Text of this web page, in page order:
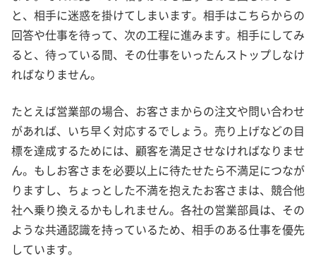
と、相手に迷惑を掛けてしまいます。相手はこちらからの
回答や仕事を待って、次の工程に進みます。相手にしてみ
ると、待っている間、その仕事をいったんストップしなけ
ればなりません。
たとえば営業部の場合、お客さまからの注文や問い合わせ
があれば、いち早く対応するでしょう。売り上げなどの目
標を達成するためには、顧客を満足させなければなりませ
ん。もしお客さまを必要以上に待たせたら不満足につなが
りますし、ちょっとした不満を抱えたお客さまは、競合他
社へ乗り換えるかもしれません。各社の営業部員は、その
ような共通認識を持っているため、相手のある仕事を優先
しています。